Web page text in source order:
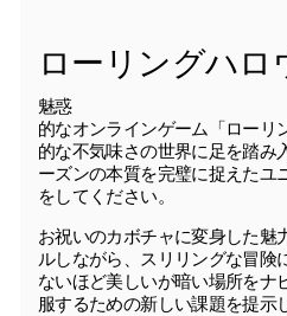
ローリングハロ
魅惑
的なオンラインゲーム「ローリ
的な不気味さの世界に足を踏み
ーズンの本質を完璧に捉えたユ
をしてください。
お祝いのカボチャに変身した魅
ルしながら、スリリングな冒険
ないほど美しいが暗い場所をナ
服するための新しい課題を提示